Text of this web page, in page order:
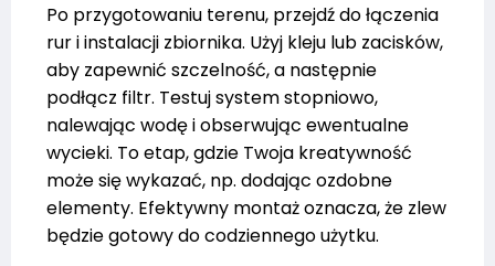
Po przygotowaniu terenu, przejdź do łączenia
rur i instalacji zbiornika. Użyj kleju lub zacisków,
aby zapewnić szczelność, a następnie
podłącz filtr. Testuj system stopniowo,
nalewając wodę i obserwując ewentualne
wycieki. To etap, gdzie Twoja kreatywność
może się wykazać, np. dodając ozdobne
elementy. Efektywny montaż oznacza, że zlew
będzie gotowy do codziennego użytku.